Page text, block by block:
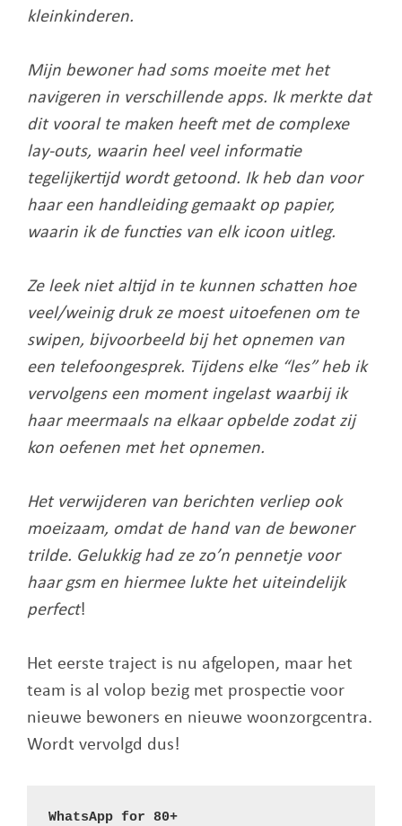
kleinkinderen.
Mijn bewoner had soms moeite met het
navigeren in verschillende apps. Ik merkte dat
dit vooral te maken heeft met de complexe
lay-outs, waarin heel veel informatie
tegelijkertijd wordt getoond. Ik heb dan voor
haar een handleiding gemaakt op papier,
waarin ik de functies van elk icoon uitleg.
Ze leek niet altijd in te kunnen schatten hoe
veel/weinig druk ze moest uitoefenen om te
swipen, bijvoorbeeld bij het opnemen van
een telefoongesprek. Tijdens elke “les” heb ik
vervolgens een moment ingelast waarbij ik
haar meermaals na elkaar opbelde zodat zij
kon oefenen met het opnemen.
Het verwijderen van berichten verliep ook
moeizaam, omdat de hand van de bewoner
trilde. Gelukkig had ze zo’n pennetje voor
haar gsm en hiermee lukte het uiteindelijk
perfect!
Het eerste traject is nu afgelopen, maar het
team is al volop bezig met prospectie voor
nieuwe bewoners en nieuwe woonzorgcentra.
Wordt vervolgd dus!
WhatsApp for 80+